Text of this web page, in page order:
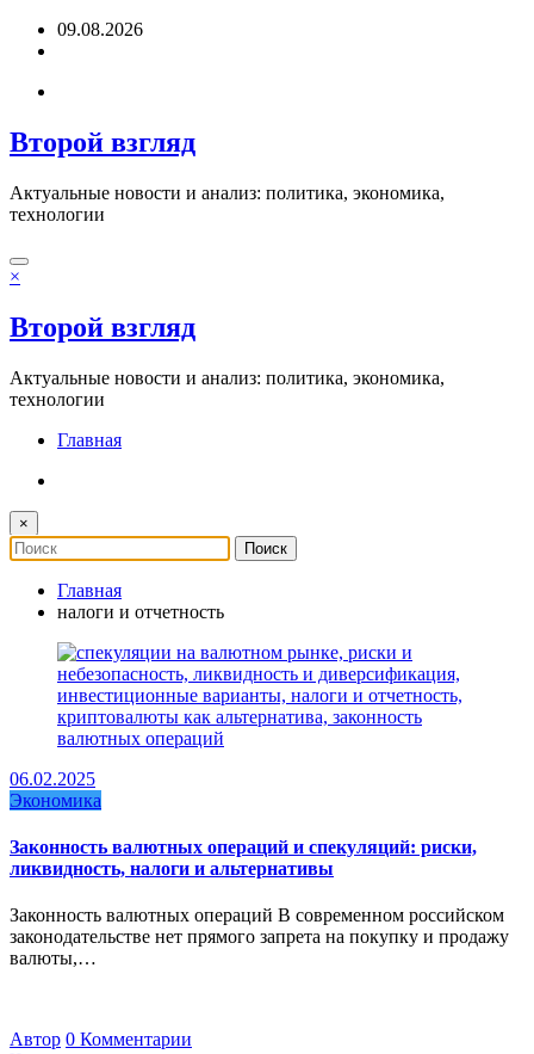
Перейти09.08.2026
Второй взгляд
Актуальные новости и анализ: политика, экономика,
технологии
×
Второй взгляд
Актуальные новости и анализ: политика, экономика,
технологии
Главная
×
Главная
налоги и отчетность
06.02.2025
Экономика
Законность валютных операций и спекуляций: риски,
ликвидность, налоги и альтернативы
Законность валютных операций В современном российском
законодательстве нет прямого запрета на покупку и продажу
валюты,…
Автор 0 Комментарии